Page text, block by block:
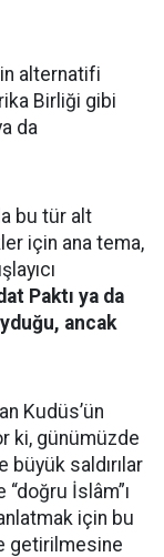
alternatifi
Birliği gibi
da
bu tür alt
için ana tema,
Paktı ya da
ancak
Kudüs’ün
ki, günümüzde
saldırılar
“doğru İslâm”ı
için bu
getirilmesine